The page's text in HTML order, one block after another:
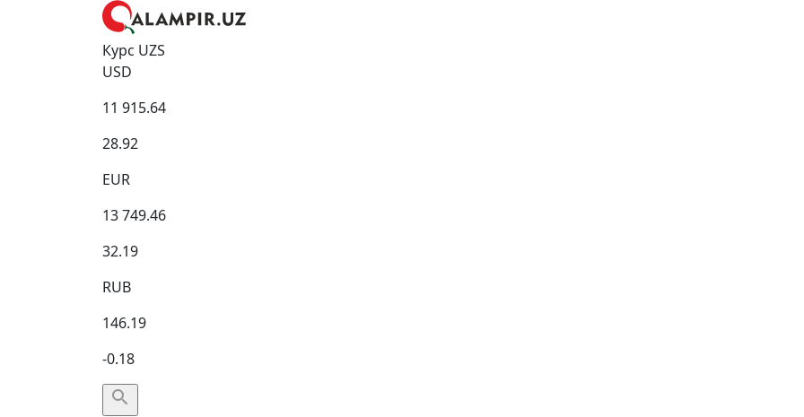
Курс UZS
USD
11 915.64
28.92
EUR
13 749.46
32.19
RUB
146.19
-0.18